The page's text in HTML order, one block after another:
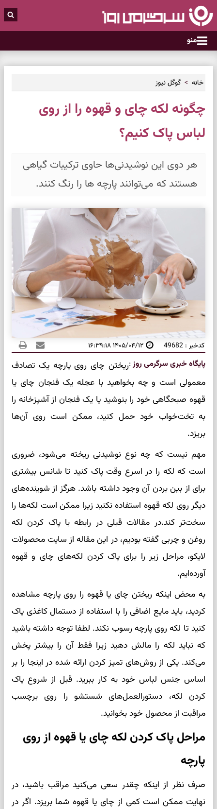
منو
خانه گوگل نیوز
چگونه لکه چای و قهوه را از روی
لباس پاک کنیم؟
هر دوی این نوشیدنی‌ها حاوی ترکیبات گیاهی
هستند که می‌توانند پارچه ها را رنگ کنند.
کدخبر : 49682 ۱۴۰۵/۰۴/۱۲ ۱۶:۳۹:۱۸
پایگاه خبری سرگرمی روز:ریختن چای روی پارچه یک تصادف
معمولی است و چه بخواهید با عجله یک فنجان چای یا
قهوه صبحگاهی خود را بنوشید یا یک فنجان از آشپزخانه را
به تخت‌خواب خود حمل کنید، ممکن است روی آن‌ها
بریزد.
مهم نیست که چه نوع نوشیدنی ریخته می‌شود، ضروری
است که لکه را در اسرع وقت پاک کنید تا شانس بیشتری
برای از بین بردن آن وجود داشته باشد. هرگز از شوینده‌های
دیگر روی لکه قهوه استفاده نکنید زیرا ممکن است لکه‌ها را
سخت‌تر کند.در مقالات قبلی در رابطه با پاک کردن لکه
روغن و چربی گفته بودیم، در این مقاله از سایت محصولات
لایکو، مراحل زیر را برای پاک کردن لکه‌های چای و قهوه
آورده‌ایم.
به محض اینکه ریختن چای یا قهوه را روی پارچه مشاهده
کردید، باید مایع اضافی را با استفاده از دستمال کاغذی پاک
کنید تا لکه روی پارچه رسوب نکند. لطفا توجه داشته باشید
که نباید لکه را مالش دهید زیرا فقط آن را بیشتر پخش
می‌کند. یکی از روش‌های تمیز کردن ارائه شده در اینجا را بر
اساس جنس لباس خود به کار ببرید. قبل از شروع پاک
کردن لکه، دستورالعمل‌های شستشو را روی برچسب
مراقبت از محصول خود بخوانید.
مراحل پاک کردن لکه چای یا قهوه از روی
پارچه
صرف نظر از اینکه چقدر سعی می‌کنید مراقب باشید، در
نهایت ممکن است کمی از چای یا قهوه شما بریزد. اگر در